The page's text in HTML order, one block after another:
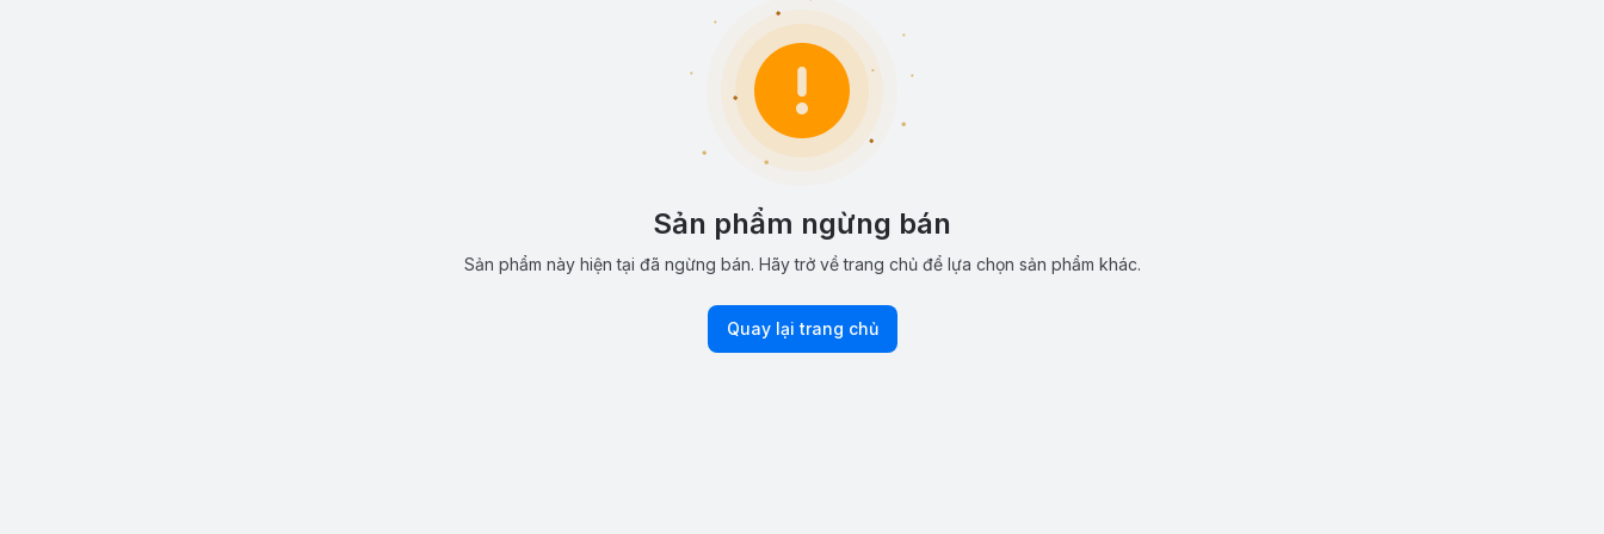
Sản phẩm ngừng bán
Sản phẩm này hiện tại đã ngừng bán. Hãy trở về trang chủ để lựa chọn sản phẩm khác.
Quay lại trang chủ